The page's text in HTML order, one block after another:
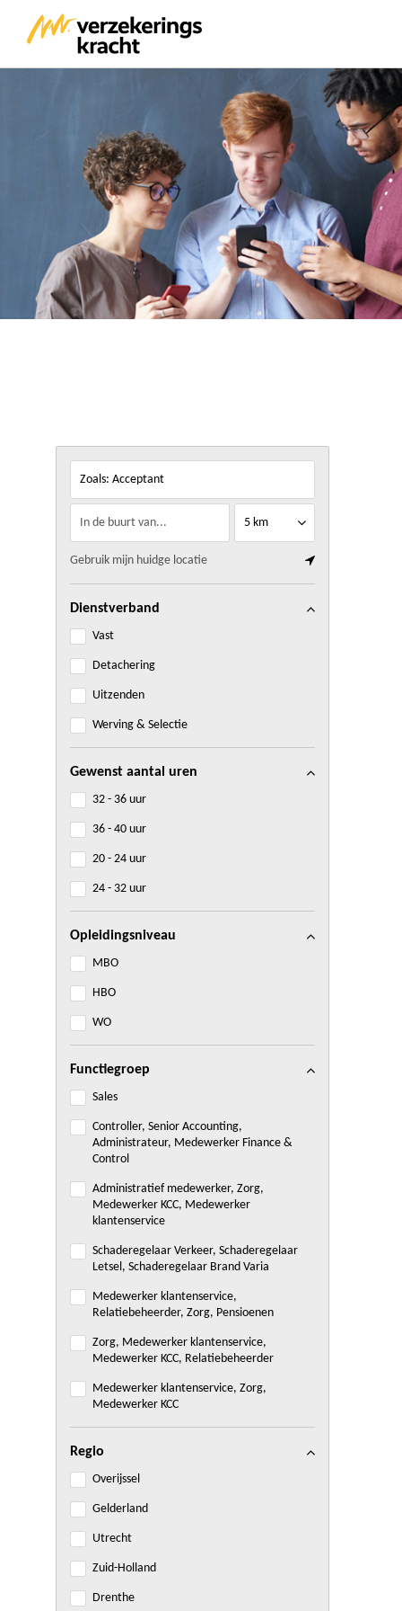
Zoals:
Gebruik mijn huidge locatie
Dienstverband
Vast
Detachering
Uitzenden
Werving & Selectie
Gewenst aantal uren
32 - 36 uur
36 - 40 uur
20 - 24 uur
24 - 32 uur
Opleidingsniveau
MBO
HBO
WO
Functiegroep
Sales
Controller, Senior Accounting,
Administrateur, Medewerker Finance &
Control
Administratief medewerker, Zorg,
Medewerker KCC, Medewerker
klantenservice
Schaderegelaar Verkeer, Schaderegelaar
Letsel, Schaderegelaar Brand Varia
Medewerker klantenservice,
Relatiebeheerder, Zorg, Pensioenen
Zorg, Medewerker klantenservice,
Medewerker KCC, Relatiebeheerder
Medewerker klantenservice, Zorg,
Medewerker KCC
Regio
Overijssel
Gelderland
Utrecht
Zuid-Holland
Drenthe